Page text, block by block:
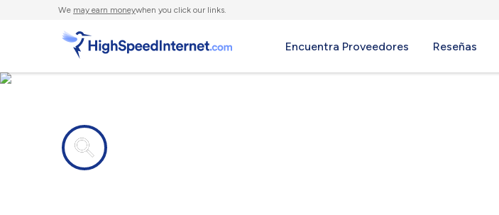
We may earn moneywhen you click our links.
Encuentra Proveedores Reseñas